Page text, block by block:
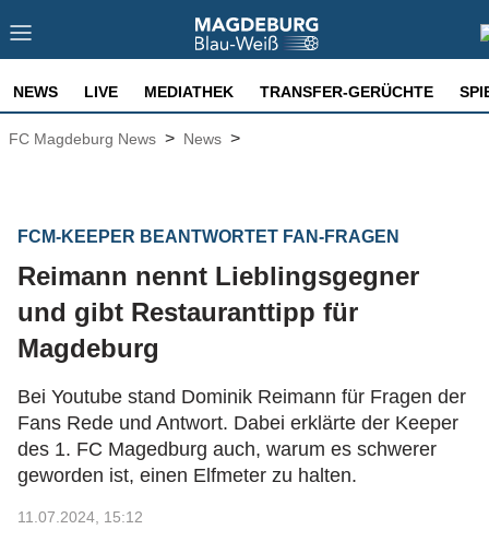
NEWS LIVE MEDIATHEK TRANSFER-GERÜCHTE
FC Magdeburg News > News >
FCM-KEEPER BEANTWORTET FAN-FRAGEN
Reimann nennt Lieblingsgegner
und gibt Restauranttipp für
Magdeburg
Bei Youtube stand Dominik Reimann für Fragen der
Fans Rede und Antwort. Dabei erklärte der Keeper
des 1. FC Magedburg auch, warum es schwerer
geworden ist, einen Elfmeter zu halten.
11.07.2024, 15:12